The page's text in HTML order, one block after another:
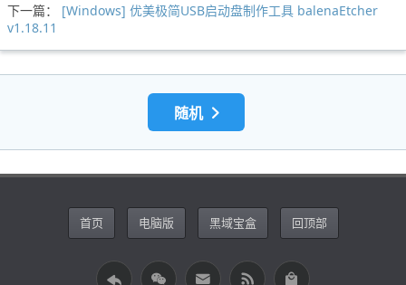
下一篇：
[Windows] 优美极简USB启动盘制作工具 balenaEtcher
v1.18.11
随机
首页 电脑版 黑域宝盒 回顶部